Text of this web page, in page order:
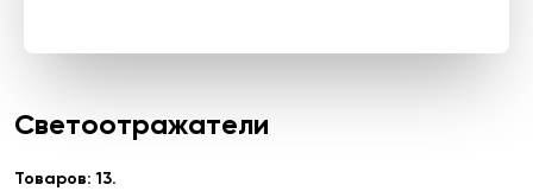
Светоотражатели
Товаров: 13.